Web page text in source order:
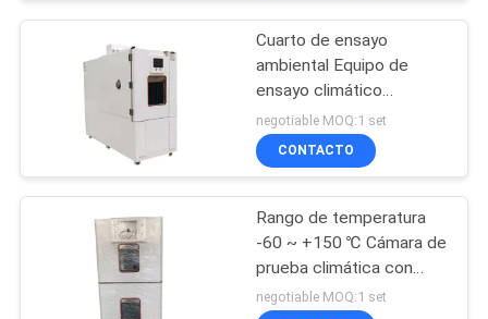
máquina de prueba
extensible universal
Cuarto de ensayo
ambiental Equipo de
ensayo climático
Ambiente para ensayos
de resistencia
negotiable MOQ:1 set
CONTACTO
Rango de temperatura
-60 ~ +150 ℃ Cámara de
prueba climática con
función de humedad
negotiable MOQ:1 set